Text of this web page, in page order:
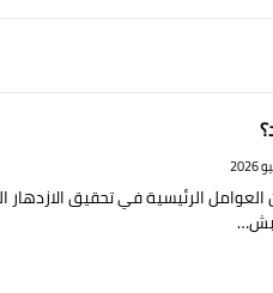
العوامل الرئيسية في تحقيق
بش…